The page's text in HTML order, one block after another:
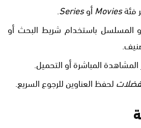
فئةMoviesأوSeries
.
المسلسل باستخدام شريط البحث أو
المشاهدة المباشرة أو التحميل.
لحفظ العناوين للرجوع السريع.